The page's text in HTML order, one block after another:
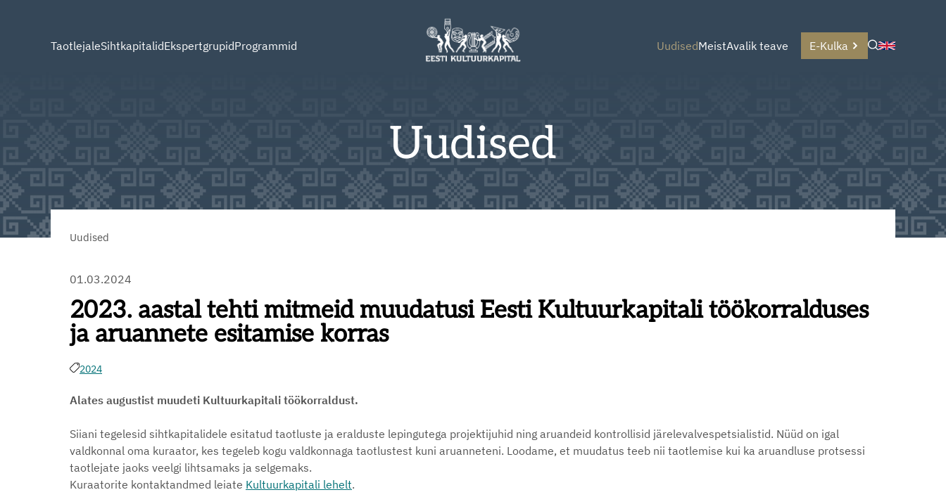
TaotlejaleSihtkapitalidEkspertgrupidProgrammid UudisedMeistAvalik teave E-Kulka
Uudised
Uudised
01.03.2024
2023. aastal tehti mitmeid muudatusi Eesti Kultuurkapitali töökorralduses
ja aruannete esitamise korras
2024
Alates augustist muudeti Kultuurkapitali töökorraldust.
Siiani tegelesid sihtkapitalidele esitatud taotluste ja eralduste lepingutega projektijuhid ning aruandeid kontrollisid järelevalvespetsialistid. Nüüd on igal
valdkonnal oma kuraator, kes tegeleb kogu valdkonnaga taotlustest kuni aruanneteni. Loodame, et muudatus teeb nii taotlemise kui ka aruandluse protsessi
taotlejate jaoks veelgi lihtsamaks ja selgemaks.
Kuraatorite kontaktandmed leiate Kultuurkapitali lehelt.